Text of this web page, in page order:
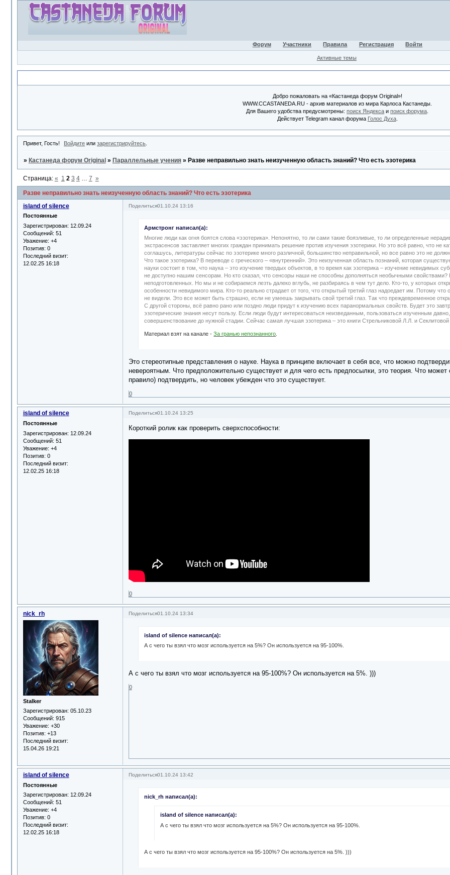
Форум Участники Правила Регистрация Войти
Активные темы
Добро пожаловать на «Кастанеда форум Original»!
WWW.CCASTANEDA.RU - архив материалов из мира Карлоса Кастанеды.
Для Вашего удобства предусмотрены:поиск Яндекса ипоиск форума
Действует Telegram канал форума Голос Духа.
Привет, Гость! Войдите илизарегистрируйтесь
» Кастанеда форум Original » Параллельные учения » Разве неправильно знать неизученную область знаний? Что есть эзотерика
Разве неправильно знать неизученную область знаний? Что есть эзотерика
Страница: « 1 2 3 4 7 »
Поделиться01.10.24 13:16
island of silence
Постоянные
Зарегистрирован: 12.09.24
Сообщений: 51
Уважение: +4
Позитив: 0
Последний визит:
12.02.25 16:18
Армстронг написал(а):
Многие люди как огня боятся слова «эзотерика». Непонятно, то ли сами такие боязливые, то ли определенные
экстрасенсов заставляет многих граждан принимать решение против изучения эзотерики. Но это всё равно, что не
соглашусь, литературы сейчас по эзотерике много различной, большинство неправильной, но все равно это не
Что такое эзотерика? В переводе с греческого – «внутренний». Это неизученная область познаний, которая
науки состоит в том, что наука – это изучение твердых объектов, в то время как эзотерика – изучение невидимых
не доступно нашим сенсорам. Но кто сказал, что сенсоры наши не способны дополняться необычными
неподготовленных. Но мы и не собираемся лезть далеко вглубь, не разбираясь в чем тут дело. Кто-то, у которых
особенности невидимого мира. Кто-то реально страдает от того, что открытый третий глаз надоедает им. Потому
не видели. Это все может быть страшно, если не умеешь закрывать свой третий глаз. Так что преждевременное
С другой стороны, всё равно рано или поздно люди придут к изучению всех паранормальных свойств. Будет это
эзотерические знания несут пользу. Если люди будут интересоваться неизведанным, пользоваться изученным
совершенствование до нужной стадии. Сейчас самая лучшая эзотерика – это книги Стрельниковой Л.Л. и
Материал взят на канале -За гранью непознанного
Это стереотипные представления о науке. Наука в принципе включает в себя все, что можно
невероятным. Что предположительно существует и для чего есть предпосылки, это теория. Что может
правило) подтвердить, но человек убежден что это существует.
0
Поделиться01.10.24 13:25
island of silence
Постоянные
Зарегистрирован: 12.09.24
Сообщений: 51
Уважение: +4
Позитив: 0
Последний визит:
12.02.25 16:18
Короткий ролик как проверить сверхспособности:
0
Поделиться01.10.24 13:34
nick_rh
Stalker
Зарегистрирован: 05.10.23
Сообщений: 915
Уважение: +30
Позитив: +13
Последний визит:
15.04.26 19:21
island of silence написал(а):
А с чего ты взял что мозг используется на 5%? Он используется на 95-100%.
А с чего ты взял что мозг используется на 95-100%? Он используется на 5%. )))
0
Поделиться01.10.24 13:42
island of silence
Постоянные
Зарегистрирован: 12.09.24
Сообщений: 51
Уважение: +4
Позитив: 0
Последний визит:
12.02.25 16:18
nick_rh написал(а):
island of silence написал(а):
А с чего ты взял что мозг используется на 5%? Он используется на 95-100%.
А с чего ты взял что мозг используется на 95-100%? Он используется на 5%. )))